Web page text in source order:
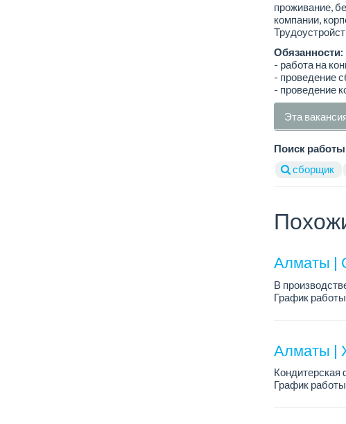
проживание,
компании,
Обязанности:
- работа на
- проведение
- проведение
Эта
Поиск
сборщик
Алматы |
В
График
Алматы |
График